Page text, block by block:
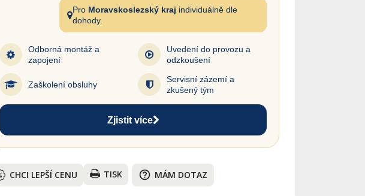
Pro Moravskoslezský kraj individuálně dle
dohody.
Odborná montáž a
zapojení
Uvedení do provozu a
odzkoušení
Zaškolení obsluhy
Servisní zázemí a
zkušený tým
Zjistit více
CHCI LEPŠÍ CENU TISK help_outline MÁM DOTAZ